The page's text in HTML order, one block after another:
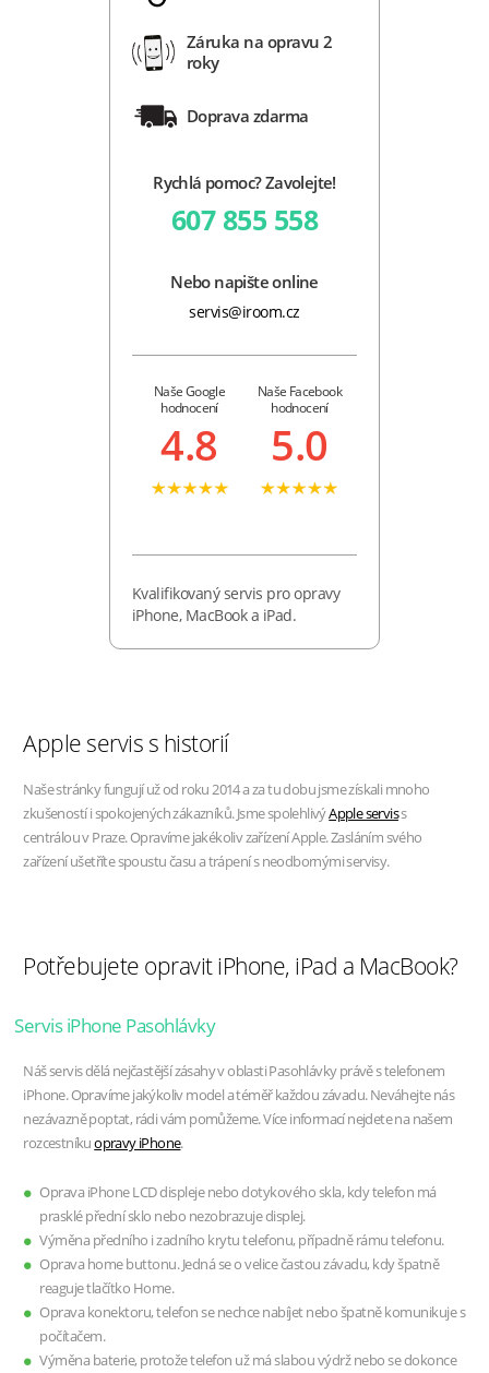
Záruka na opravu 2
roky
Doprava zdarma
Rychlá pomoc? Zavolejte!
607 855 558
Nebo napište online
servis@iroom.cz
Naše Google
hodnocení
4.8
Naše Facebook
hodnocení
5.0
Kvalifikovaný servis pro opravy
iPhone, MacBook a iPad.
Apple servis s historií
Naše stránky fungují už od roku 2014 a za tu dobu jsme získali mnoho
zkušeností i spokojených zákazníků. Jsme spolehlivýApple serviss
centrálou v Praze. Opravíme jakékoliv zařízení Apple. Zasláním svého
zařízení ušetříte spoustu času a trápení s neodbornými servisy.
Potřebujete opravit iPhone, iPad a MacBook?
Servis iPhone Pasohlávky
Náš servis dělá nejčastější zásahy v oblasti Pasohlávky právě s telefonem
iPhone. Opravíme jakýkoliv model a téměř každou závadu. Neváhejte nás
nezávazně poptat, rádi vám pomůžeme. Více informací nejdete na našem
rozcestníkuopravy iPhone.
Oprava iPhone LCD displeje nebo dotykového skla, kdy telefon má
prasklé přední sklo nebo nezobrazuje displej.
Výměna předního i zadního krytu telefonu, případně rámu telefonu.
Oprava home buttonu. Jedná se o velice častou závadu, kdy špatně
reaguje tlačítko Home.
Oprava konektoru, telefon se nechce nabíjet nebo špatně komunikuje s
počítačem.
Výměna baterie, protože telefon už má slabou výdrž nebo se dokonce